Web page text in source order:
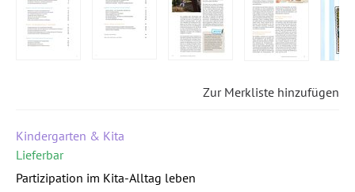
Zur Merkliste hinzufügen
Kindergarten & Kita
Lieferbar
Partizipation im Kita-Alltag leben